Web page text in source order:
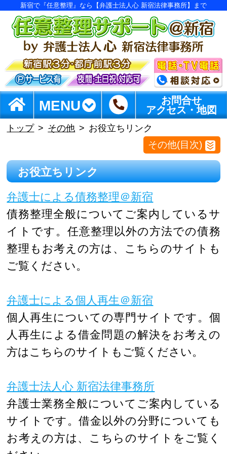
新宿で『任意整理』なら【弁護士法人心 新宿法律事務所】まで
MENU
お問合せ
アクセス・地図
トップ その他 お役立ちリンク
その他(目次)
お役立ちリンク
弁護士による債務整理＠新宿
債務整理全般についてご案内しているサ
イトです。任意整理以外の方法での債務
整理もお考えの方は、こちらのサイトも
ご覧ください。
弁護士による個人再生＠新宿
個人再生についての専門サイトです。個
人再生による借金問題の解決をお考えの
方はこちらのサイトもご覧ください。
弁護士法人心 新宿法律事務所
弁護士業務全般についてご案内している
サイトです。借金以外の分野についても
お考えの方は、こちらのサイトをご覧く